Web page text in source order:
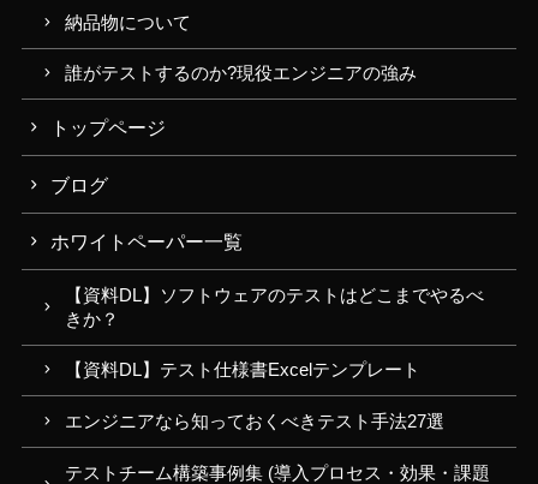
納品物について
誰がテストするのか?現役エンジニアの強み
トップページ
ブログ
ホワイトペーパー一覧
【資料DL】ソフトウェアのテストはどこまでやるべ
きか？
【資料DL】テスト仕様書Excelテンプレート
エンジニアなら知っておくべきテスト手法27選
テストチーム構築事例集 (導入プロセス・効果・課題